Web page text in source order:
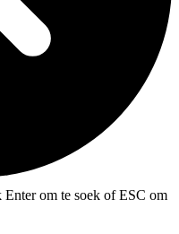
Enter om te soek of ESC om